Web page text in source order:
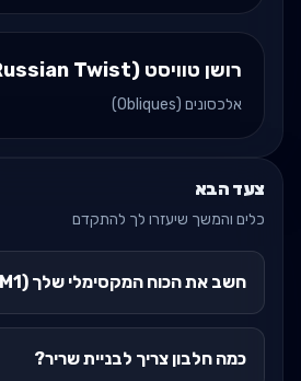
רושן טוויסט (Russian Twist)
אלכסונים (Obliques)
צעד הבא
כלים והמשך שיעזרו לך להתקדם
חשב את הכוח המקסימלי שלך (RM1)
כמה חלבון צריך לבניית שריר?